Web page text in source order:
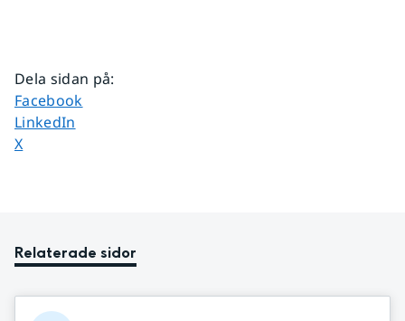
Dela sidan på:
Dela sidan på
Facebook
Dela sidan på
LinkedIn
Dela sidan på
X
Relaterade sidor